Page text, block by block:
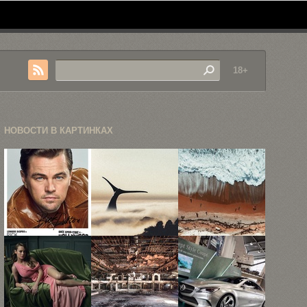
18+
НОВОСТИ В КАРТИНКАХ
Знакомимся
со звёздами
«Однажды в
...
Погружаемся
в
сюрреалистический
мир
Джастина ...
15
гипнотизирующих
снимков
Австралии,
снятых ...